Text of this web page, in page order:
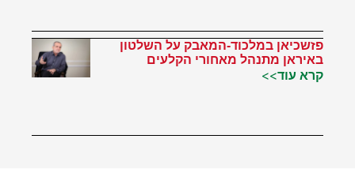
פזשכיאן במלכוד-המאבק על השלטון
באיראן מתנהל מאחורי הקלעים
קרא עוד>>